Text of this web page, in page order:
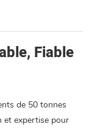
Fiable
de 50 tonnes
et expertise pour